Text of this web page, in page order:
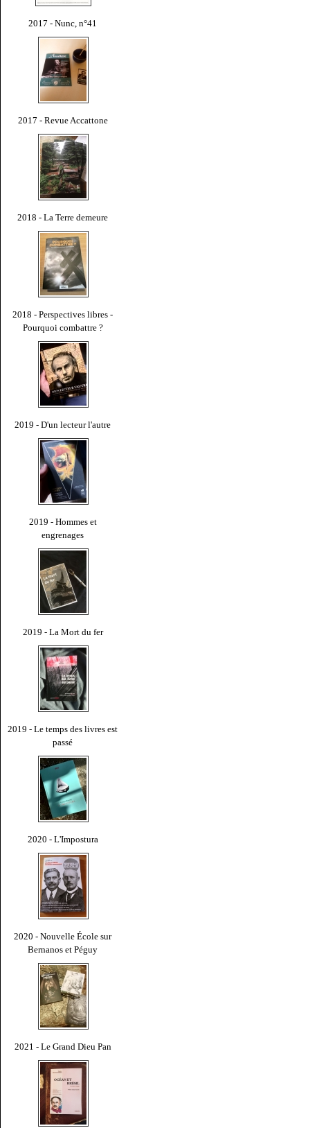
2017 - Nunc, n°41
2017 - Revue Accattone
2018 - La Terre demeure
2018 - Perspectives libres -
Pourquoi combattre ?
2019 - D'un lecteur l'autre
2019 - Hommes et
engrenages
2019 - La Mort du fer
2019 - Le temps des livres est
passé
2020 - L'Impostura
2020 - Nouvelle École sur
Bernanos et Péguy
2021 - Le Grand Dieu Pan